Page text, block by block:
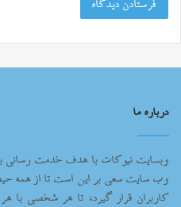
درباره ما
وبسایت نیوکات با هدف خدمت رسانی
وب سایت سعی بر این است تا از همه
کاربران قرار گیرد، تا هر شخصی با